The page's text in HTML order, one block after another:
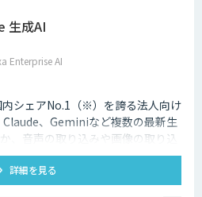
生成AI
Enterprise AI
内シェアNo.1（※）を誇る法人向け
、Geminiなど複数の最新生
、音声の取り込みや画像の取り込
も標準でご利用いただけます。
ック経済研究所「法人向け生成
ス市場動向 2024年度版」
詳細を見る